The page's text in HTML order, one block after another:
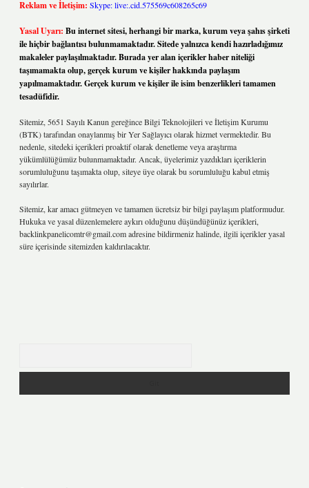
Reklam ve İletişim: Skype: live:.cid.575569c608265c69
Yasal Uyarı: Bu internet sitesi, herhangi bir marka, kurum veya şahıs şirketi
ile hiçbir bağlantısı bulunmamaktadır. Sitede yalnızca kendi hazırladığımız
makaleler paylaşılmaktadır. Burada yer alan içerikler haber niteliği
taşımamakta olup, gerçek kurum ve kişiler hakkında paylaşım
yapılmamaktadır. Gerçek kurum ve kişiler ile isim benzerlikleri tamamen
tesadüfidir.
Sitemiz, 5651 Sayılı Kanun gereğince Bilgi Teknolojileri ve İletişim Kurumu
(BTK) tarafından onaylanmış bir Yer Sağlayıcı olarak hizmet vermektedir. Bu
nedenle, sitedeki içerikleri proaktif olarak denetleme veya araştırma
yükümlülüğümüz bulunmamaktadır. Ancak, üyelerimiz yazdıkları içeriklerin
sorumluluğunu taşımakta olup, siteye üye olarak bu sorumluluğu kabul etmiş
sayılırlar.
Sitemiz, kar amacı gütmeyen ve tamamen ücretsiz bir bilgi paylaşım platformudur.
Hukuka ve yasal düzenlemelere aykırı olduğunu düşündüğünüz içerikleri,
backlinkpanelicomtr@gmail.comadresine bildirmeniz halinde, ilgili içerikler yasal
süre içerisinde sitemizden kaldırılacaktır.